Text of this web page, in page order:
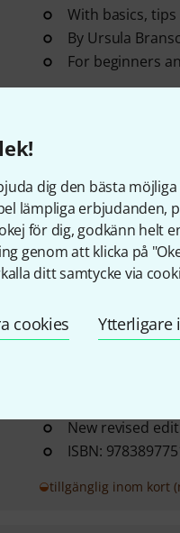
dig den bästa
lämpliga erbjudanden,
för dig, godkänn helt
genom att klicka på
ditt samtycke via
cookies
With basics,
By Ursula
For beginners
1
41 Duets for
Edited by Frank
Increasing level
New revised
ISBN:
tillgänglig inom kort